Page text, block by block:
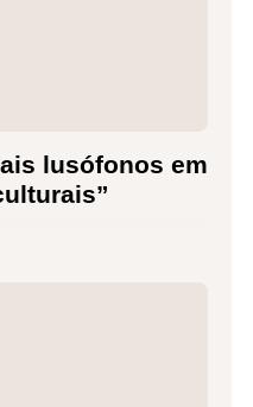
lusófonos em